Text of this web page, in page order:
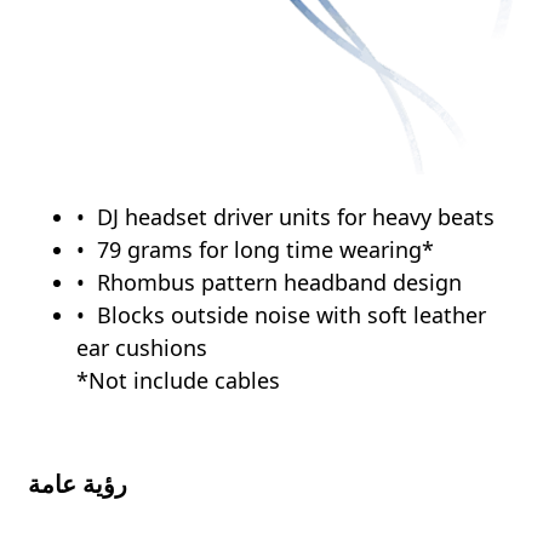
DJ headset driver units for heavy beats
79 grams for long time wearing*
Rhombus pattern headband design
Blocks outside noise with soft leather
ear cushions
*Not include cables
رؤية عامة